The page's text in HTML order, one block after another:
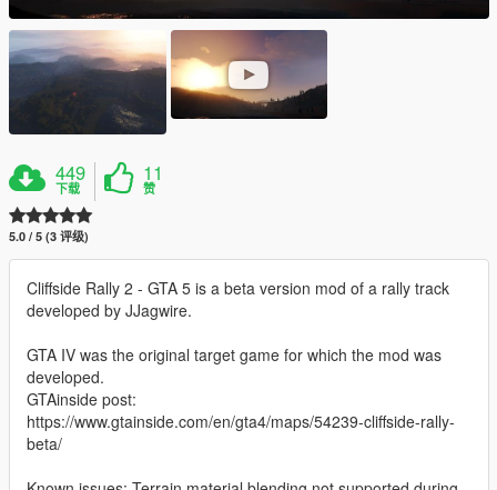
449
下载
11
赞
5.0 / 5 (3 评级)
Cliffside Rally 2 - GTA 5 is a beta version mod of a rally track
developed by JJagwire.
GTA IV was the original target game for which the mod was
developed.
GTAinside post:
https://www.gtainside.com/en/gta4/maps/54239-cliffside-rally-
beta/